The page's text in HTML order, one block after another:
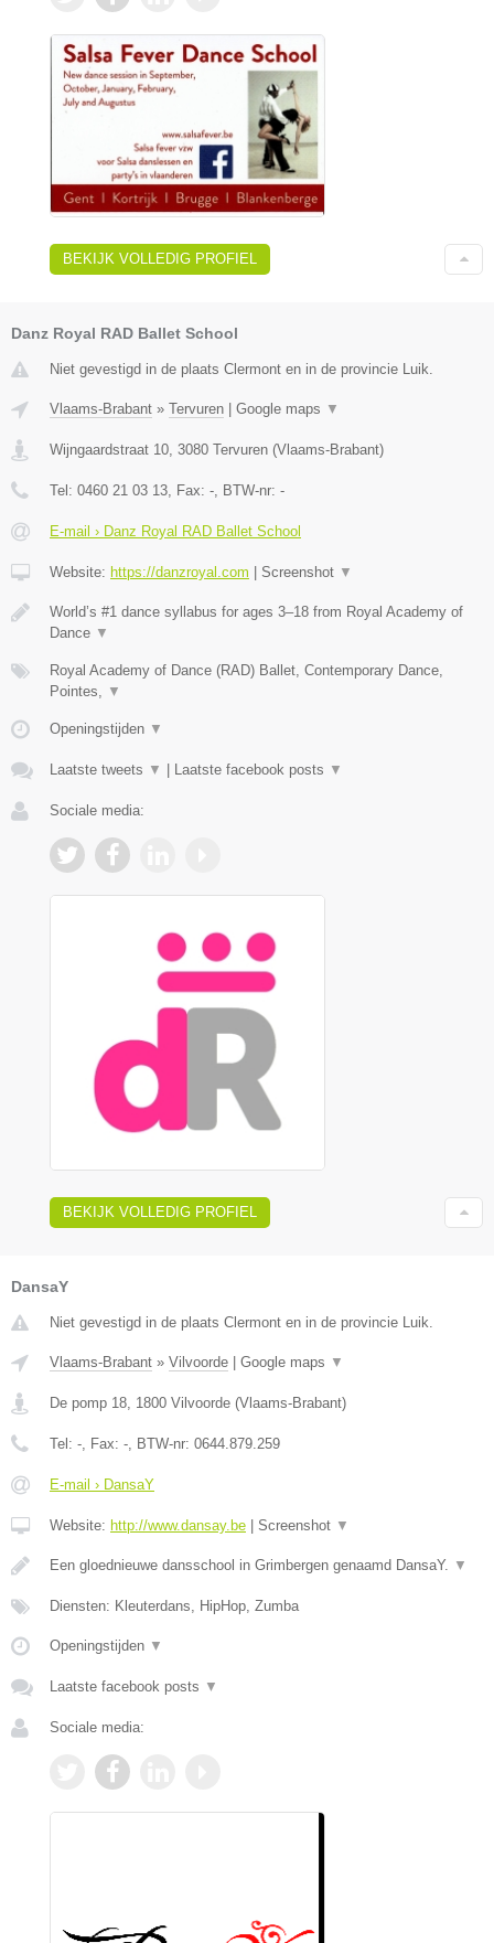
BEKIJK VOLLEDIG PROFIEL
Danz Royal RAD Ballet School
Niet gevestigd in de plaats Clermont en in de provincie Luik.
Vlaams-Brabant » Tervuren | Google maps ▼
Wijngaardstraat 10 3080 Tervuren (Vlaams-Brabant)
Tel: 0460 21 03 13 , Fax: - , BTW-nr: -
E-mail › Danz Royal RAD Ballet School
Website: https://danzroyal.com | Screenshot ▼
World’s #1 dance syllabus for ages 3–18 from Royal Academy of
Dance ▼
Royal Academy of Dance (RAD) Ballet, Contemporary Dance,
Pointes,
▼
Openingstijden ▼
Laatste tweets ▼ | Laatste facebook posts ▼
Sociale media:
BEKIJK VOLLEDIG PROFIEL
DansaY
Niet gevestigd in de plaats Clermont en in de provincie Luik.
Vlaams-Brabant » Vilvoorde | Google maps ▼
De pomp 18 1800 Vilvoorde (Vlaams-Brabant)
Tel: - , Fax: - , BTW-nr: 0644.879.259
E-mail › DansaY
Website: http://www.dansay.be | Screenshot ▼
Een gloednieuwe dansschool in Grimbergen genaamd DansaY. ▼
Diensten: Kleuterdans, HipHop, Zumba
Openingstijden ▼
Laatste facebook posts ▼
Sociale media: